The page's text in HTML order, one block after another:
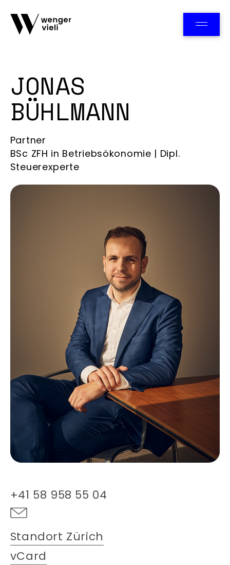
JONAS
BÜHLMANN
Partner
BSc ZFH in Betriebsökonomie | Dipl.
Steuerexperte
+41 58 958 55 04
Standort Zürich
vCard